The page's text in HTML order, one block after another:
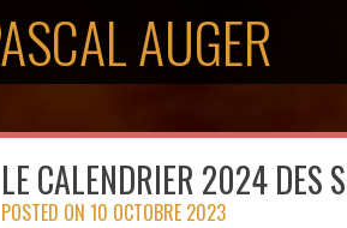
AUGER
LE CALENDRIER 2024 DES
POSTED ON 10 OCTOBRE 2023